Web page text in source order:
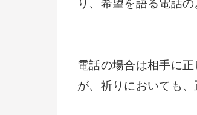
り、希望を語る電話
電話の場合は相手に
が、祈りにおいても